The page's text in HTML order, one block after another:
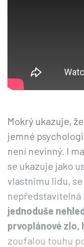
Mokrý ukazuje,
jemné
není nevinný. I
se ukazuje jako
vlastnímu lidu,
nepředstavitelná
jednoduše
prvoplánové
zoufalou touhu